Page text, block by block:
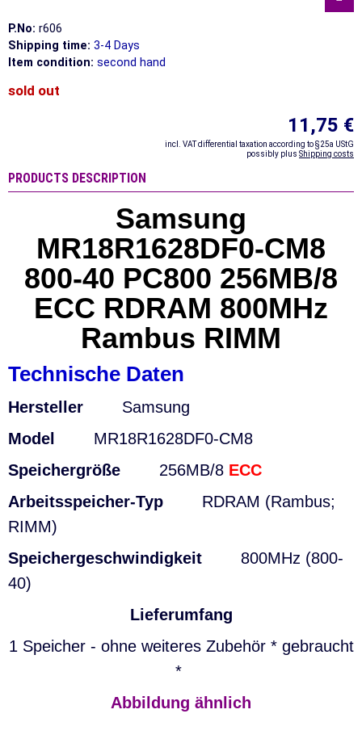
P.No: r606
Shipping time: 3-4 Days
Item condition: second hand
sold out
11,75 €
incl. VAT differential taxation according to §25a UStG
possibly plus Shipping costs
PRODUCTS DESCRIPTION
Samsung
MR18R1628DF0-CM8
800-40 PC800 256MB/8
ECC RDRAM 800MHz
Rambus RIMM
Technische Daten
Hersteller
Samsung
Model
MR18R1628DF0-CM8
Speichergröße 256MB/8 ECC
Arbeitsspeicher-Typ
RDRAM (Rambus;
RIMM)
Speichergeschwindigkeit
800MHz (800-
40)
Lieferumfang
1 Speicher - ohne weiteres Zubehör * gebraucht
*
Abbildung ähnlich